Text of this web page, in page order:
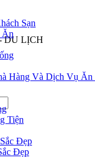
DU LỊCH
Sạn
Ăn
Hàng Và Dịch Vụ Ăn
Tiện
Đẹp
Đẹp